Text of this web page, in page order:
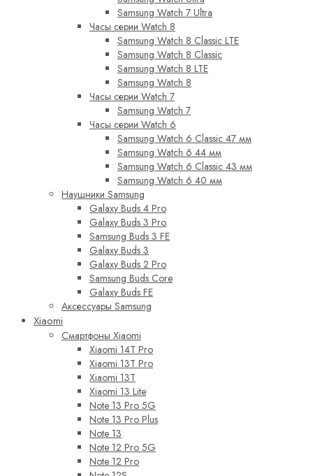
Samsung Watch 7 Ultra
Часы серии Watch 8
Samsung Watch 8 Classic LTE
Samsung Watch 8 Classic
Samsung Watch 8 LTE
Samsung Watch 8
Часы серии Watch 7
Samsung Watch 7
Часы серии Watch 6
Samsung Watch 6 Classic 47 мм
Samsung Watch 6 44 мм
Samsung Watch 6 Classic 43 мм
Samsung Watch 6 40 мм
Наушники Samsung
Galaxy Buds 4 Pro
Galaxy Buds 3 Pro
Samsung Buds 3 FE
Galaxy Buds 3
Galaxy Buds 2 Pro
Samsung Buds Core
Galaxy Buds FE
Аксессуары Samsung
Xiaomi
Смартфоны Xiaomi
Xiaomi 14T Pro
Xiaomi 13T Pro
Xiaomi 13T
Xiaomi 13 Lite
Note 13 Pro 5G
Note 13 Pro Plus
Note 13
Note 12 Pro 5G
Note 12 Pro